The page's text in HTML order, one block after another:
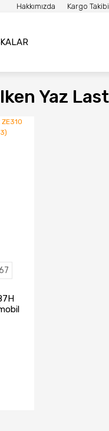
Hakkımızda Kargo Takibi
Yaz